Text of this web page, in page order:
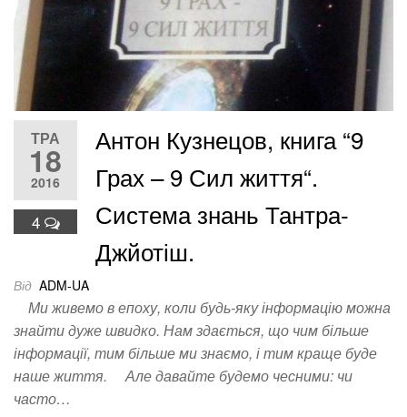
ТРА
18
2016
4
Антон Кузнецов, книга “9
Грах – 9 Сил життя“.
Система знань Тантра-
Джйотіш.
Від ADM-UA
Ми живемо в епоху, коли будь-яку інформацію можна
знайти дуже швидко. Нам здається, що чим більше
інформації, тим більше ми знаємо, і тим краще буде
наше життя. Але давайте будемо чесними: чи
часто…